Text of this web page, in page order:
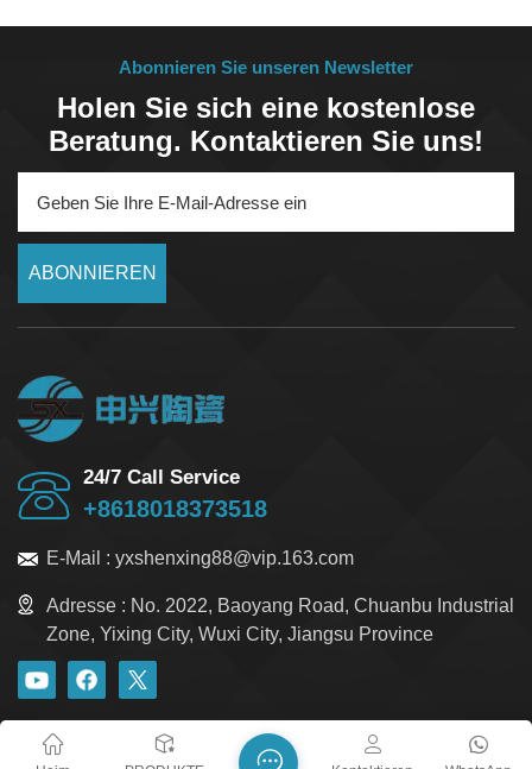
Abonnieren Sie unseren Newsletter
Holen Sie sich eine kostenlose
Beratung. Kontaktieren Sie uns!
ABONNIEREN
24/7 Call Service
+8618018373518
E-Mail : yxshenxing88@vip.163.com
Adresse : No. 2022, Baoyang Road, Chuanbu Industrial
Zone, Yixing City, Wuxi City, Jiangsu Province
Xml Datenschutzrichtlinie Sitemap